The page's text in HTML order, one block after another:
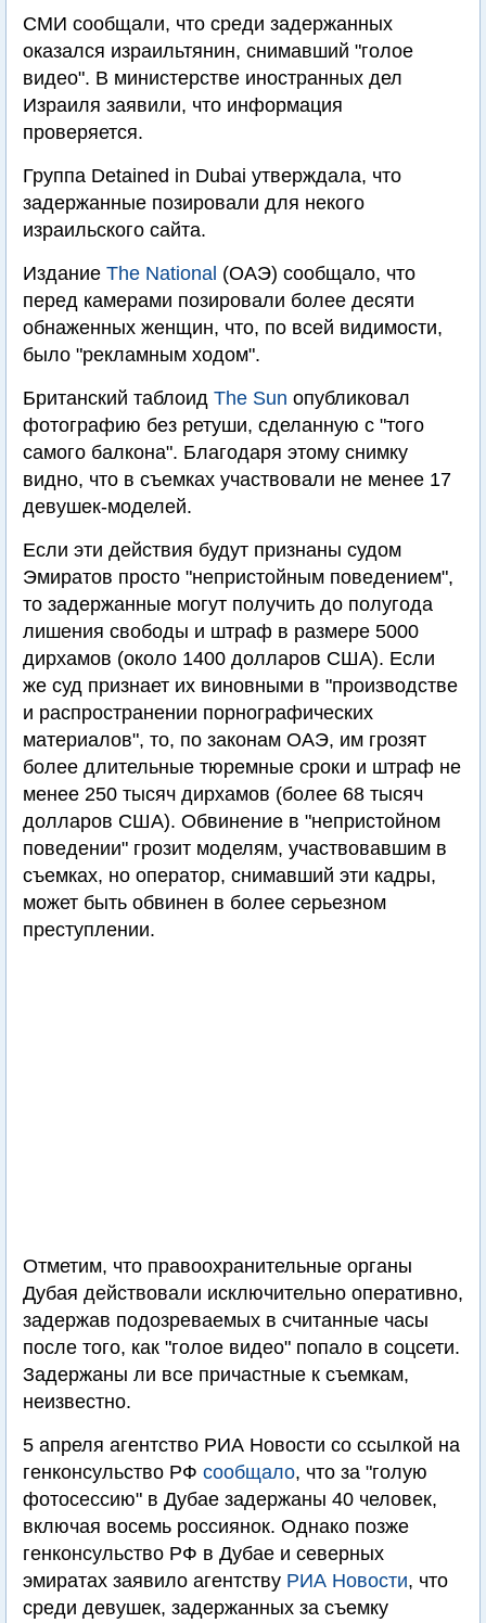
СМИ сообщали, что среди задержанных
оказался израильтянин, снимавший "голое
видео". В министерстве иностранных дел
Израиля заявили, что информация
проверяется.
Группа Detained in Dubai утверждала, что
задержанные позировали для некого
израильского сайта.
Издание The National (ОАЭ) сообщало, что
перед камерами позировали более десяти
обнаженных женщин, что, по всей видимости,
было "рекламным ходом".
Британский таблоид The Sun опубликовал
фотографию без ретуши, сделанную с "того
самого балкона". Благодаря этому снимку
видно, что в съемках участвовали не менее 17
девушек-моделей.
Если эти действия будут признаны судом
Эмиратов просто "непристойным поведением",
то задержанные могут получить до полугода
лишения свободы и штраф в размере 5000
дирхамов (около 1400 долларов США). Если
же суд признает их виновными в "производстве
и распространении порнографических
материалов", то, по законам ОАЭ, им грозят
более длительные тюремные сроки и штраф не
менее 250 тысяч дирхамов (более 68 тысяч
долларов США). Обвинение в "непристойном
поведении" грозит моделям, участвовавшим в
съемках, но оператор, снимавший эти кадры,
может быть обвинен в более серьезном
преступлении.
Отметим, что правоохранительные органы
Дубая действовали исключительно оперативно,
задержав подозреваемых в считанные часы
после того, как "голое видео" попало в соцсети.
Задержаны ли все причастные к съемкам,
неизвестно.
5 апреля агентство РИА Новости со ссылкой на
генконсульство РФ сообщало, что за "голую
фотосессию" в Дубае задержаны 40 человек,
включая восемь россиянок. Однако позже
генконсульство РФ в Дубае и северных
эмиратах заявило агентству РИА Новости, что
среди девушек, задержанных за съемку